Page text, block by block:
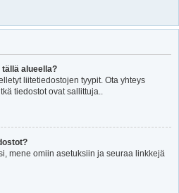
alueella?
liitetiedostojen tyypit. Ota yhteys
tiedostot ovat sallittuja..
mene omiin asetuksiin ja seuraa linkkejä